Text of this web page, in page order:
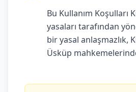
Bu Kullanım Koşulları
yasaları tarafından
bir yasal anlaşmazlık,
Üsküp